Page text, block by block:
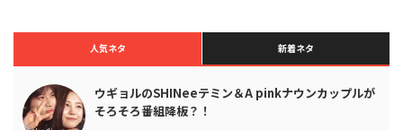
人気ネタ 新着ネタ
ウギョルのSHINeeテミン＆A pinkナウンカップルが
そろそろ番組降板？！